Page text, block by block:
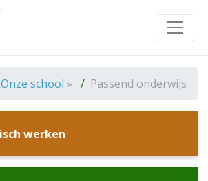
Onze school » Passend onderwijs
werken